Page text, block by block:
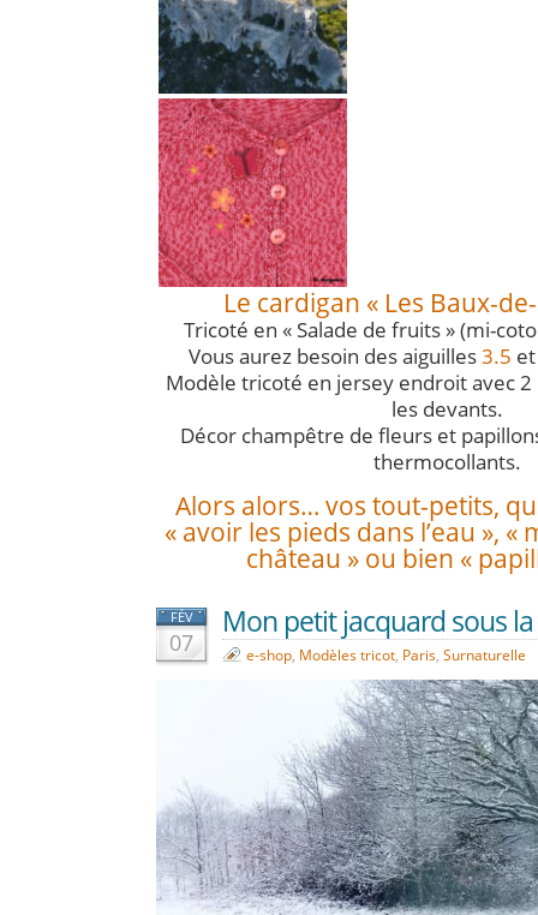
Le cardigan « Les Baux-
Tricoté en « Salade de fruits » (mi-
Vous aurez besoin des aiguilles3.5
Modèle tricoté en jersey endroit avec
les devants.
Décor champêtre de fleurs et
thermocollants.
Alors alors… vos tout-petits,
« avoir les pieds dans l’eau »,
château » ou bien «
FÉV
07
Mon petit jacquard sous la
e-shop, Modèles tricot, Paris, Surnaturelle